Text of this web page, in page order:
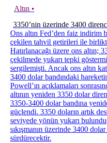
Altın •
3350’nin üzerinde 3400
Ons altın Fed’den faiz indirim
çekilen tahvil getirileri ile
Hatırlanacağı üzere ons altın;
çekilmede yukarı tepki
sergilemişti. Ancak ons altın
3400 dolar bandındaki
Powell’ın açıklamaları
altının yeniden 3350 dolar
3350-3400 dolar bandına
güçlendi. 3350 doların artık
seviyede yönün yukarı
sıkışmanın üzerinde 3400
sürdürecektir.